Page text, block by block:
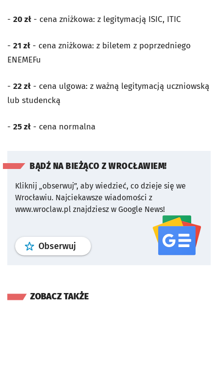
- 20 zł - cena zniżkowa: z legitymacją ISIC, ITIC
- 21 zł - cena zniżkowa: z biletem z poprzedniego
ENEMEFu
- 22 zł - cena ulgowa: z ważną legitymacją uczniowską
lub studencką
- 25 zł - cena normalna
BĄDŹ NA BIEŻĄCO Z WROCŁAWIEM!
Kliknij „obserwuj”, aby wiedzieć, co dzieje się we
Wrocławiu. Najciekawsze wiadomości z
www.wroclaw.pl znajdziesz w Google News!
Obserwuj profil serwisu
ZOBACZ TAKŻE